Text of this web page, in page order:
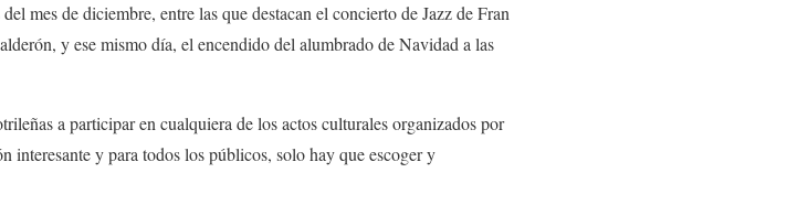
de diciembre, entre las que destacan el concierto de Jazz de Fran
y ese mismo día, el encendido del alumbrado de Navidad a las
a participar en cualquiera de los actos culturales organizados por
y para todos los públicos, solo hay que escoger y